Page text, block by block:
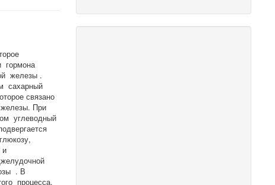
гормона
железы .
сахарный
связано
При
углеводный
и
. В
процесса.